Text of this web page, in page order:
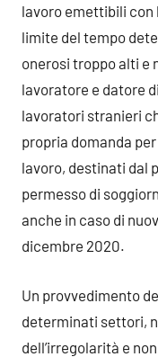
lavoro emettibili con
limite del tempo
onerosi troppo alti e
lavoratore e datore
lavoratori stranieri
propria domanda
lavoro, destinati dal
permesso di
anche in caso di
dicembre 2020.
Un provvedimento
determinati settori,
dell’irregolarità e